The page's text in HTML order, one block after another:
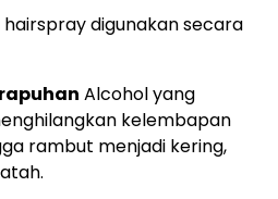
digunakan secara
Alcohol yang
kelembapan
rambut menjadi kering,